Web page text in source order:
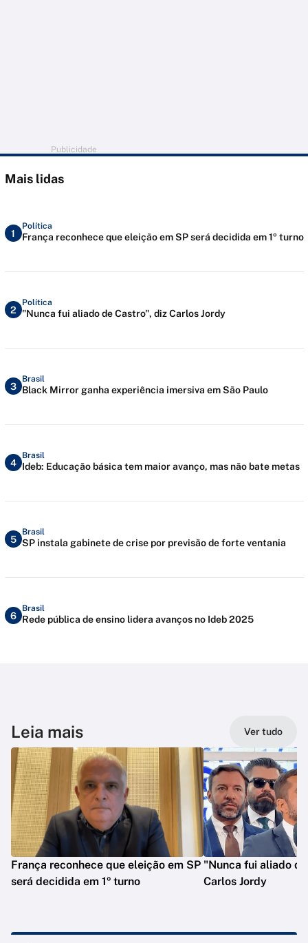
Publicidade
Mais lidas
1
Política
França reconhece que eleição em SP será decidida em 1º turno
2
Política
"Nunca fui aliado de Castro", diz Carlos Jordy
3
Brasil
Black Mirror ganha experiência imersiva em São Paulo
4
Brasil
Ideb: Educação básica tem maior avanço, mas não bate metas
5
Brasil
SP instala gabinete de crise por previsão de forte ventania
6
Brasil
Rede pública de ensino lidera avanços no Ideb 2025
Leia mais Ver tudo
França reconhece que eleição em SP
será decidida em 1º turno
"Nunca fui aliado
Carlos Jordy